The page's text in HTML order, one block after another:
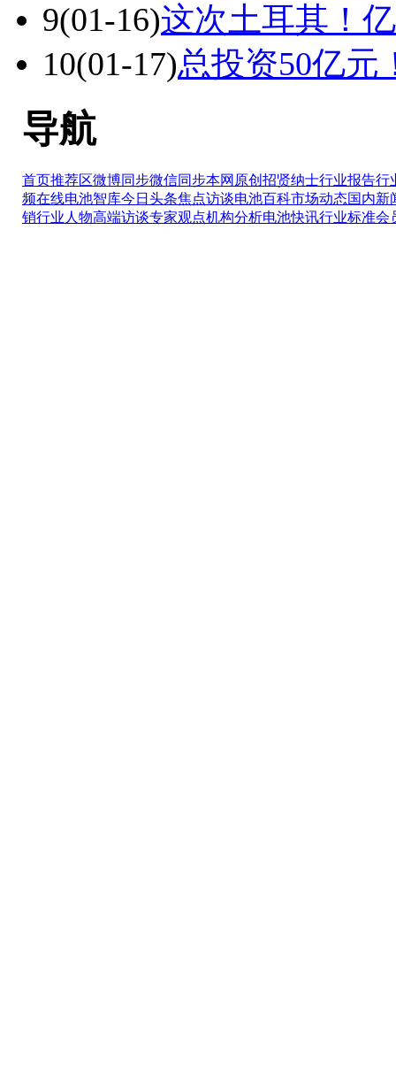
9(01-16)这次土耳其！
10(01-17)总投资50亿元
导航
首页推荐区微博同步微信同步本网原创 招贤纳士行业报告行
频在线电池智库今日头条焦点访谈电池百科市场动态国内新
销行业人物高端访谈专家观点机构分析电池快讯行业标准会